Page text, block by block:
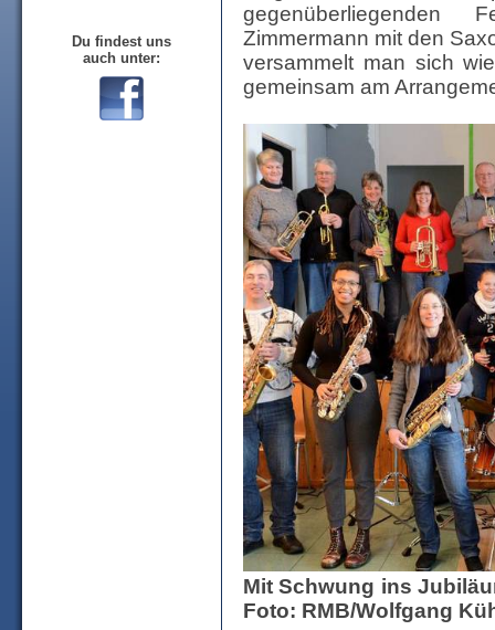
Du findest uns
auch unter:
gegenüberliegenden
Zimmermann mit den
versammelt man sich
gemeinsam am
Mit Schwung ins
Foto: RMB/Wolfgang